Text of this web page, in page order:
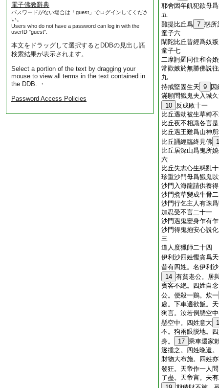
電子佛教辭典
パスワードがない場合は「guest」でログインしてくださ
い。
Users who do not have a password can log in with the
userID "guest".
本文をドラッグして選択するとDDBの見出し語
検索結果が表示されます。
Select a portion of the text by dragging your
mouse to view all terms in the text contained in
the DDB. ・
Password Access Policies
耶舍因年飢犯欲母
五
難提比丘爲 7 惑所
童子六
闡陀比丘昔經爲奴
童子七
二摩訶羅同住和合
常歡嫉於無勝佛説
九
持戒堅固生天 9
因
滿願問餓鬼夫入城
10 反成敗十一
比丘遇劫被生草縛
比丘夜不相識各言
比丘遇王難爲山神
比丘誦經臨終見佛
比丘居深山爲鬼所
六
比丘失志心生惑亂
珍重沙門母爲餓鬼
沙門入海龍請供養
沙門煮草變成牛骨
沙門行乞主人有珠
加忍受不言二十一
沙門遇鬼變身乍有
沙門得鬼抱安心説
三
道人度獵師二十四
伊利沙四姓慳貪爲
昔有四姓。名伊利
14 有貧老公。居
賓客不絶。四姓自
公。便殺一鷄。炊一
處。下車適欲飯。
狗言。汝若倒懸空
懸空中。四姓意大
不。狗兩眼脱地。
身。
17 乘車還家
逐捶之。四姓晩還
財物大布施。四姓
發狂。天帝作一人
了盡。天帝言。夫